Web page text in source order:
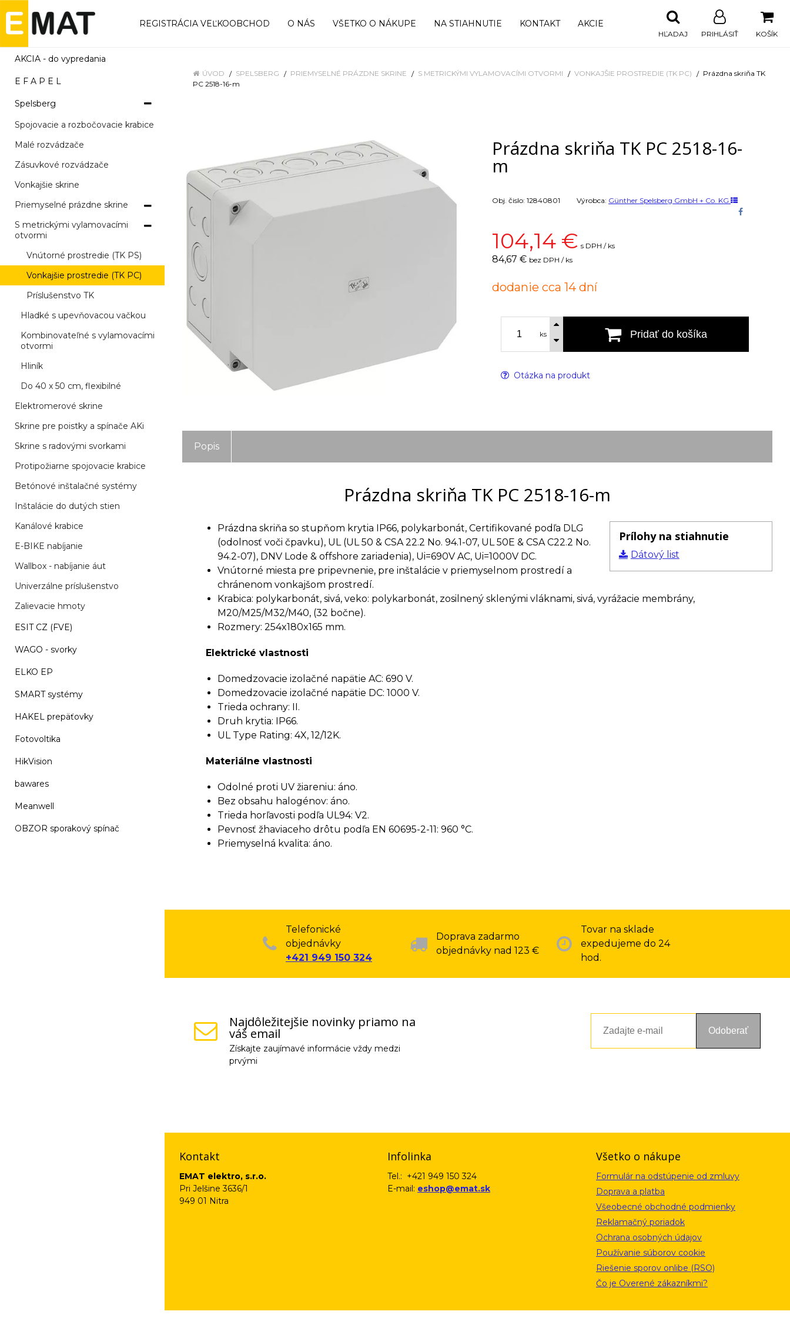
REGISTRÁCIA VEĽKOOBCHOD O NÁS VŠETKO O NÁKUPE NA STIAHNUTIE KONTAKT AKCIE
KOŠÍK
PRIHLÁSIŤ
HĽADAJ
AKCIA - do vypredania
E F A P E L
Spelsberg
Spojovacie a rozbočovacie krabice
Malé rozvádzače
Zásuvkové rozvádzače
Vonkajšie skrine
Priemyselné prázdne skrine
S metrickými vylamovacími
otvormi
Vnútorné prostredie (TK PS)
Vonkajšie prostredie (TK PC)
Príslušenstvo TK
Hladké s upevňovacou vačkou
Kombinovateľné s vylamovacími
otvormi
Hliník
Do 40 x 50 cm, flexibilné
Elektromerové skrine
Skrine pre poistky a spínače AKi
Skrine s radovými svorkami
Protipožiarne spojovacie krabice
Betónové inštalačné systémy
Inštalácie do dutých stien
Kanálové krabice
E-BIKE nabíjanie
Wallbox - nabíjanie áut
Univerzálne príslušenstvo
Zalievacie hmoty
ESIT CZ (FVE)
WAGO - svorky
ELKO EP
SMART systémy
HAKEL prepäťovky
Fotovoltika
HikVision
bawares
Meanwell
OBZOR sporakový spínač
ÚVOD SPELSBERG PRIEMYSELNÉ PRÁZDNE SKRINE S METRICKÝMI VYLAMOVACÍMI OTVORMI VONKAJŠIE PROSTREDIE (TK PC)
Prázdna skriňa TK
PC 2518-16-m
Prázdna skriňa TK PC 2518-16-
m
Obj. čislo: 12840801 Výrobca: Günther Spelsberg GmbH + Co. KG
104,14 € s DPH / ks
84,67 € bez DPH / ks
dodanie cca 14 dní
ks Pridať do košíka
Otázka na produkt
Popis
Prázdna skriňa TK PC 2518-16-m
Prílohy na stiahnutie
Dátový list
Prázdna skriňa so stupňom krytia IP66, polykarbonát, Certifikované podľa DLG
(odolnosť voči čpavku), UL (UL 50 & CSA 22.2 No. 94.1-07, UL 50E & CSA C22.2 No.
94.2-07), DNV Lode & offshore zariadenia), Ui=690V AC, Ui=1000V DC.
Vnútorné miesta pre pripevnenie, pre inštalácie v priemyselnom prostredí a
chránenom vonkajšom prostredí.
Krabica: polykarbonát, sivá, veko: polykarbonát, zosilnený sklenými vláknami, sivá, vyrážacie membrány,
M20/M25/M32/M40, (32 bočne).
Rozmery: 254x180x165 mm.
Elektrické vlastnosti
Domedzovacie izolačné napätie AC: 690 V.
Domedzovacie izolačné napätie DC: 1000 V.
Trieda ochrany: II.
Druh krytia: IP66.
UL Type Rating: 4X, 12/12K.
Materiálne vlastnosti
Odolné proti UV žiareniu: áno.
Bez obsahu halogénov: áno.
Trieda horľavosti podľa UL94: V2.
Pevnosť žhaviaceho drôtu podľa EN 60695-2-11: 960 °C.
Priemyselná kvalita: áno.
Telefonické
objednávky
+421 949 150 324
Doprava zadarmo
objednávky nad 123 €
Tovar na sklade
expedujeme do 24
hod.
Najdôležitejšie novinky priamo na
váš email
Získajte zaujímavé informácie vždy medzi
prvými
Odoberať
Kontakt
EMAT elektro, s.r.o.
Pri Jelšine 3636/1
949 01 Nitra
Infolinka
Tel.: +421 949 150 324
E-mail: eshop@emat.sk
Všetko o nákupe
Formulár na odstúpenie od zmluvy
Doprava a platba
Všeobecné obchodné podmienky
Reklamačný poriadok
Ochrana osobných údajov
Používanie súborov cookie
Riešenie sporov onlibe (RSO)
Čo je Overené zákazníkmi?